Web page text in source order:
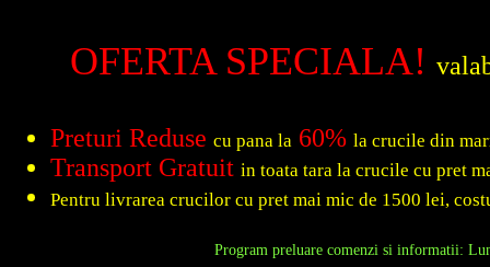
OFERTA SPECIALA!
Preturi Reduse cu pana la 60% la crucile din
Transport Gratuit in toata tara la crucile cu pret
Pentru livrarea crucilor cu pret mai mic de 1500 lei,
Program preluare comenzi si informatii: